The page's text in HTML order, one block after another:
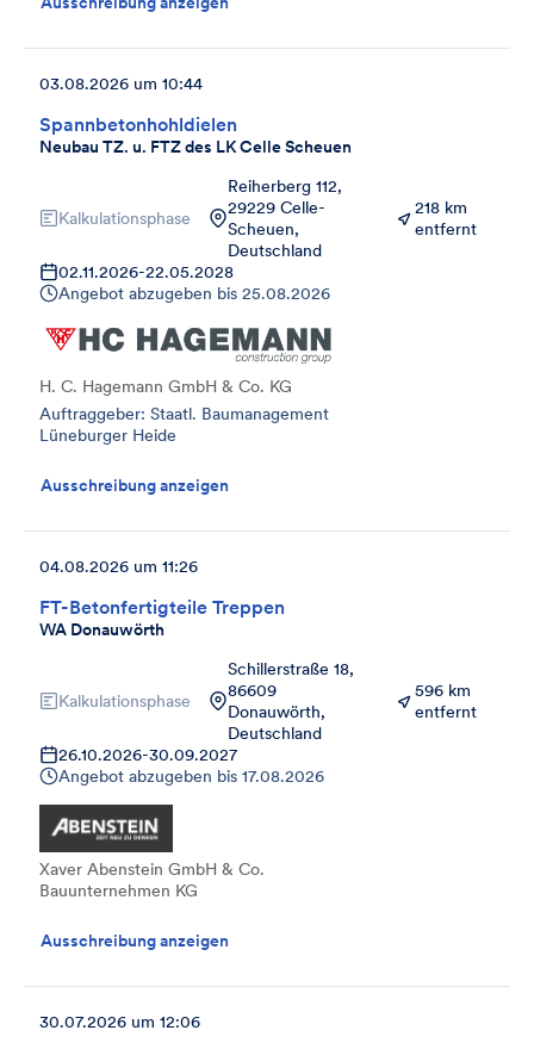
Spannbetonhohldielen
Neubau TZ. u. FTZ des LK Celle Scheuen
03.08.2026 um 10:44
Kalkulationsphase
Reiherberg 112,
29229 Celle-
Scheuen,
Deutschland
218 km
entfernt
02.11.2026-22.05.2028
Angebot abzugeben bis 25.08.2026
H. C. Hagemann GmbH & Co. KG
Auftraggeber: Staatl. Baumanagement
Lüneburger Heide
Ausschreibung anzeigen
FT-Betonfertigteile Treppen
WA Donauwörth
04.08.2026 um 11:26
Kalkulationsphase
Schillerstraße 18,
86609
Donauwörth,
Deutschland
596 km
entfernt
26.10.2026-30.09.2027
Angebot abzugeben bis 17.08.2026
Xaver Abenstein GmbH & Co.
Bauunternehmen KG
Ausschreibung anzeigen
30.07.2026 um 12:06